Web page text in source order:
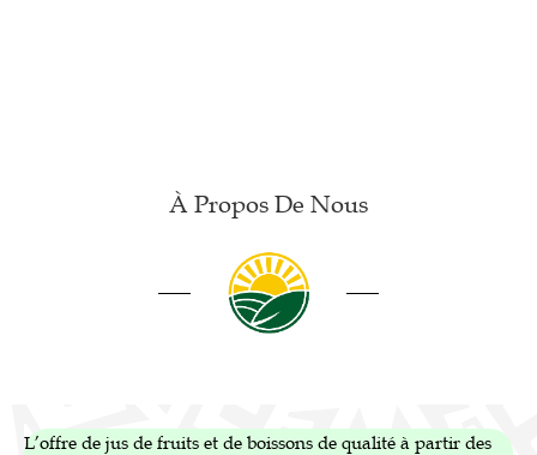
À Propos De Nous
L’offre de jus de fruits et de boissons de qualité à partir des